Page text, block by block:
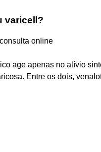
varicell?
online
age apenas no alívio
Entre os dois,